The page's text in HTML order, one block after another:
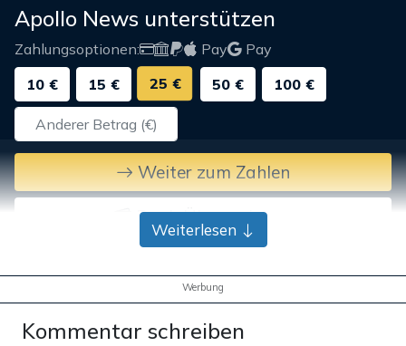
Apollo News unterstützen
Zahlungsoptionen: Pay
Pay
10 €
15 € 25 € 50 € 100 €
Weiter zum Zahlen
Bank-Überweisung
Weiterlesen
Werbung
Kommentar schreiben